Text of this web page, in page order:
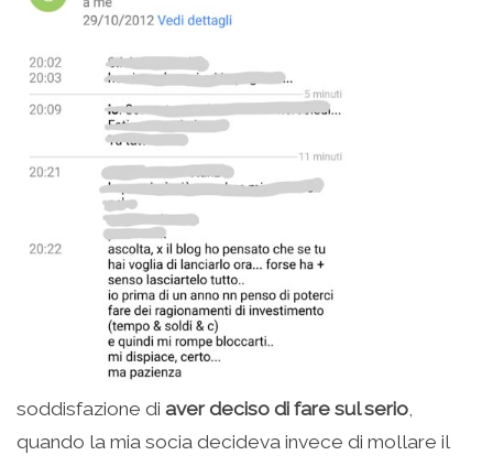
soddisfazione di aver deciso di fare sul serio
quando la mia socia decideva invece di mollare il